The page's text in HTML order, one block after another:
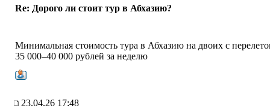
Re: Дорого ли стоит тур в Абхазию?
Минимальная стоимость тура в Абхазию на двоих с
35 000–40 000 рублей за неделю
23.04.26 17:48